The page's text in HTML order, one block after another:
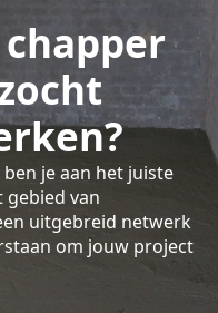
ben je aan het juiste
gebied van
uitgebreid netwerk
om jouw project